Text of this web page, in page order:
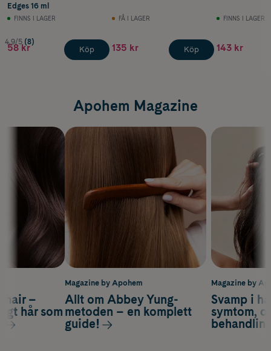
Edges 16 ml
FINNS I LAGER
4.9/5 (8)
58 kr Köp
FÅ I LAGER
135 kr Köp
FINNS I LAGER
143 kr
Apohem Magazine
Magazine by
Svamp i
symtom,
hair –
hår som
Magazine by Apohem
Allt om Abbey Yung-
metoden – en komplett
guide!